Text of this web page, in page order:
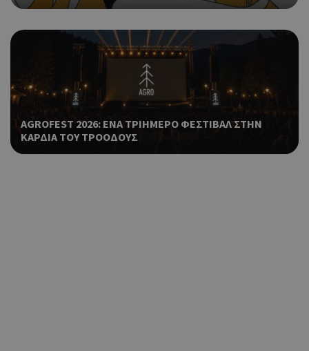
AGROFEST 2026: ΕΝΑ ΤΡΙΗΜΕΡΟ ΦΕΣΤΙΒΑΛ ΣΤΗΝ
ΚΑΡΔΙΑ ΤΟΥ ΤΡΟΟΔΟΥΣ